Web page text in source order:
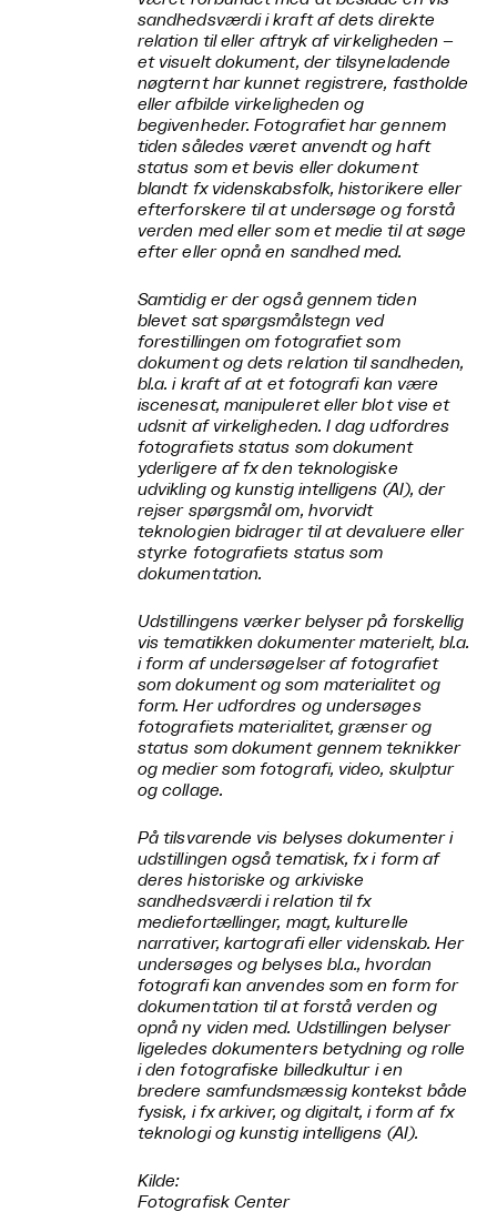
sandhedsværdi i kraft af dets direkte
relation til eller aftryk af virkeligheden –
et visuelt dokument, der tilsyneladende
nøgternt har kunnet registrere, fastholde
eller afbilde virkeligheden og
begivenheder. Fotografiet har gennem
tiden således været anvendt og haft
status som et bevis eller dokument
blandt fx videnskabsfolk, historikere eller
efterforskere til at undersøge og forstå
verden med eller som et medie til at søge
efter eller opnå en sandhed med.
Samtidig er der også gennem tiden
blevet sat spørgsmålstegn ved
forestillingen om fotografiet som
dokument og dets relation til sandheden,
bl.a. i kraft af at et fotografi kan være
iscenesat, manipuleret eller blot vise et
udsnit af virkeligheden. I dag udfordres
fotografiets status som dokument
yderligere af fx den teknologiske
udvikling og kunstig intelligens (AI), der
rejser spørgsmål om, hvorvidt
teknologien bidrager til at devaluere eller
styrke fotografiets status som
dokumentation.
Udstillingens værker belyser på forskellig
vis tematikken dokumenter materielt, bl.a.
i form af undersøgelser af fotografiet
som dokument og som materialitet og
form. Her udfordres og undersøges
fotografiets materialitet, grænser og
status som dokument gennem teknikker
og medier som fotografi, video, skulptur
og collage.
På tilsvarende vis belyses dokumenter i
udstillingen også tematisk, fx i form af
deres historiske og arkiviske
sandhedsværdi i relation til fx
mediefortællinger, magt, kulturelle
narrativer, kartografi eller videnskab. Her
undersøges og belyses bl.a., hvordan
fotografi kan anvendes som en form for
dokumentation til at forstå verden og
opnå ny viden med. Udstillingen belyser
ligeledes dokumenters betydning og rolle
i den fotografiske billedkultur i en
bredere samfundsmæssig kontekst både
fysisk, i fx arkiver, og digitalt, i form af fx
teknologi og kunstig intelligens (AI).
Kilde:
Fotografisk Center